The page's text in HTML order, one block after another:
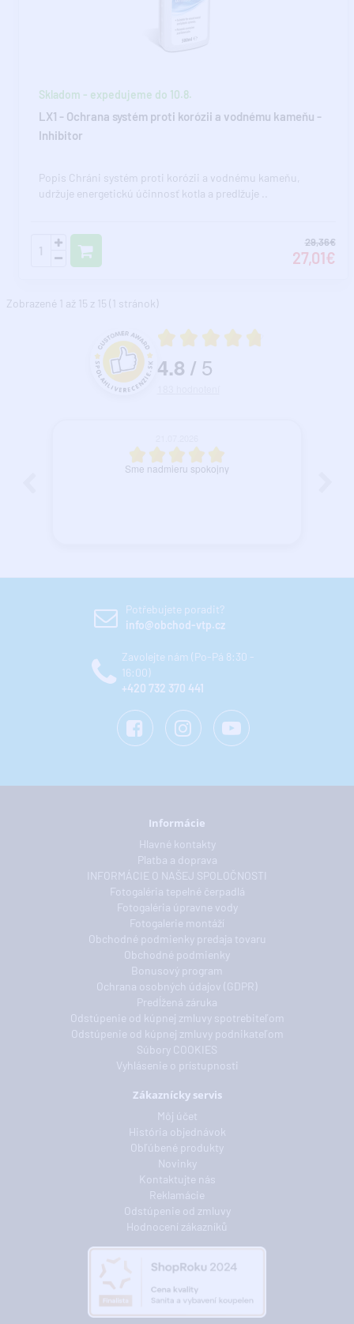
Skladom - expedujeme do 10.8.
LX1 - Ochrana systém proti korózii a vodnému kameňu -
Inhibitor
Popis Chráni systém proti korózii a vodnému kameňu,
udržuje energetickú účinnosť kotla a predlžuje ..
29,36€
27,01€
Zobrazené 1 až 15 z 15 (1 stránok)
Hodnotenie a recenzie zákazníkov
Priemerné hodnotenie 4.8 z 5
4.8 / 5
Sme nadmieru spokojny
Potřebujete poradit?
info@obchod-vtp.cz
Zavolejte nám (Po-Pá 8:30 -
16:00)
+420 732 370 441
Informácie
Hlavné kontakty
Platba a doprava
INFORMÁCIE O NAŠEJ SPOLOČNOSTI
Fotogaléria tepelné čerpadlá
Fotogaléria úpravne vody
Fotogalerie montáží
Obchodné podmienky predaja tovaru
Obchodné podmienky
Bonusový program
Ochrana osobných údajov (GDPR)
Predĺžená záruka
Odstúpenie od kúpnej zmluvy spotrebiteľom
Odstúpenie od kúpnej zmluvy podnikateľom
Súbory COOKIES
Vyhlásenie o prístupnosti
Zákaznícky servis
Môj účet
História objednávok
Obľúbené produkty
Novinky
Kontaktujte nás
Reklamácie
Odstúpenie od zmluvy
Hodnocení zákazníků